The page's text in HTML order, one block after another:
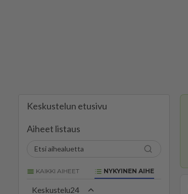
Keskustelun etusivu
Aiheet listaus
KAIKKI AIHEET NYKYINEN AIHE
Keskustelu24